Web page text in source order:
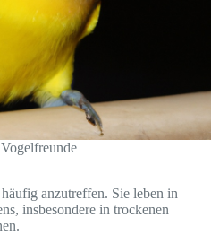
anzutreffen. Sie leben in
insbesondere in trockenen